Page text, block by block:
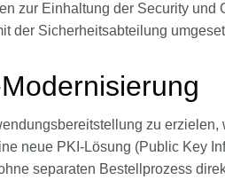
zur Einhaltung der Security und
der Sicherheitsabteilung
zu erzielen,
neue PKI-Lösung (Public Key
separaten Bestellprozess